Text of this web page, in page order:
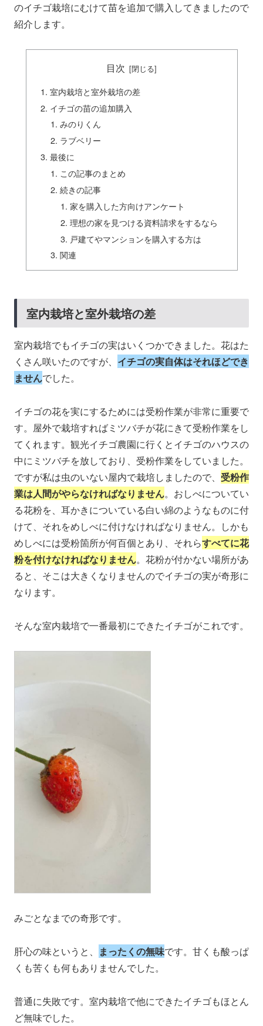
のイチゴ栽培にむけて苗を追加で購入してきましたので
紹介します。
目次
室内栽培と室外栽培の差
イチゴの苗の追加購入
みのりくん
ラブベリー
最後に
この記事のまとめ
続きの記事
家を購入した方向けアンケート
理想の家を見つける資料請求をするなら
戸建てやマンションを購入する方は
関連
室内栽培と室外栽培の差
室内栽培でもイチゴの実はいくつかできました。花はた
くさん咲いたのですが、 イチゴの実自体はそれほどでき
ませんでした。
イチゴの花を実にするためには受粉作業が非常に重要で
す。屋外で栽培すればミツバチが花にきて受粉作業をし
てくれます。観光イチゴ農園に行くとイチゴのハウスの
中にミツバチを放しており、受粉作業をしていました。
ですが私は虫のいない屋内で栽培しましたので、 受粉作
業は人間がやらなければなりません。おしべについてい
る花粉を、耳かきについている白い綿のようなものに付
けて、それをめしべに付けなければなりません。しかも
めしべには受粉箇所が何百個とあり、それらすべてに花
粉を付けなければなりません。花粉が付かない場所があ
ると、そこは大きくなりませんのでイチゴの実が奇形に
なります。
そんな室内栽培で一番最初にできたイチゴがこれです。
みごとなまでの奇形です。
肝心の味というと、 まったくの無味です。甘くも酸っぱ
くも苦くも何もありませんでした。
普通に失敗です。室内栽培で他にできたイチゴもほとん
ど無味でした。